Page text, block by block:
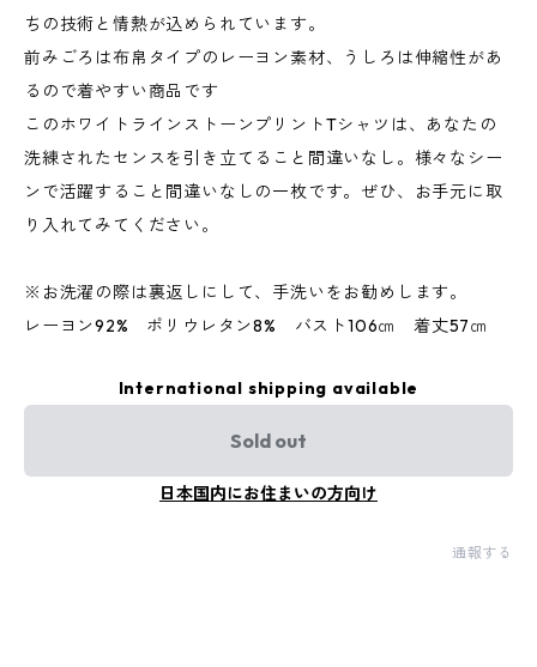
ちの技術と情熱が込められています。
前みごろは布帛タイプのレーヨン素材、うしろは伸縮性があ
るので着やすい商品です
このホワイトラインストーンプリントTシャツは、あなたの
洗練されたセンスを引き立てること間違いなし。様々なシー
ンで活躍すること間違いなしの一枚です。ぜひ、お手元に取
り入れてみてください。
※お洗濯の際は裏返しにして、手洗いをお勧めします。
レーヨン92% ポリウレタン8% バスト106㎝ 着丈57㎝
International shipping available
Sold out
日本国内にお住まいの方向け
通報する